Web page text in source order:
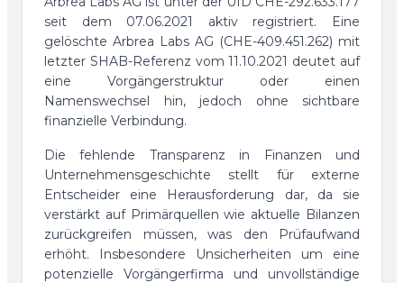
seit dem 07.06.2021 aktiv registriert. Eine
gelöschte Arbrea Labs AG (CHE-409.451.262) mit
letzter SHAB-Referenz vom 11.10.2021 deutet auf
eine Vorgängerstruktur oder einen
Namenswechsel hin, jedoch ohne sichtbare
finanzielle Verbindung.
Die fehlende Transparenz in Finanzen und
Unternehmensgeschichte stellt für externe
Entscheider eine Herausforderung dar, da sie
verstärkt auf Primärquellen wie aktuelle Bilanzen
zurückgreifen müssen, was den Prüfaufwand
erhöht. Insbesondere Unsicherheiten um eine
potenzielle Vorgängerfirma und unvollständige